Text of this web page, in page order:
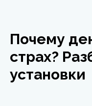
Почему
страх?
установки